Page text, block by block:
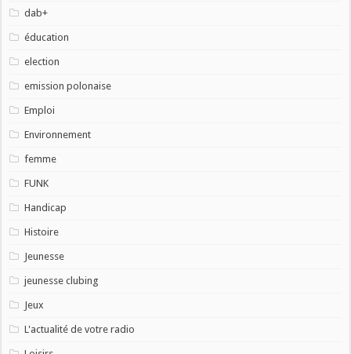
dab+
éducation
election
emission polonaise
Emploi
Environnement
femme
FUNK
Handicap
Histoire
Jeunesse
jeunesse clubing
Jeux
L'actualité de votre radio